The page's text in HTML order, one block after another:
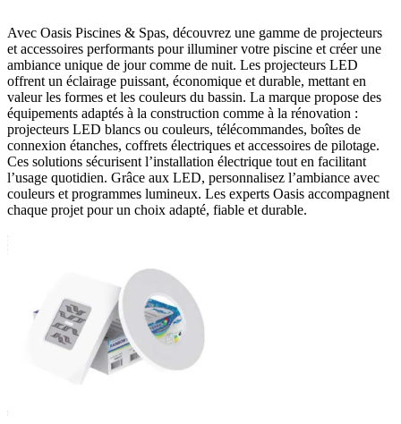
Avec Oasis Piscines & Spas, découvrez une gamme de projecteurs
et accessoires performants pour illuminer votre piscine et créer une
ambiance unique de jour comme de nuit. Les projecteurs LED
offrent un éclairage puissant, économique et durable, mettant en
valeur les formes et les couleurs du bassin. La marque propose des
équipements adaptés à la construction comme à la rénovation :
projecteurs LED blancs ou couleurs, télécommandes, boîtes de
connexion étanches, coffrets électriques et accessoires de pilotage.
Ces solutions sécurisent l’installation électrique tout en facilitant
l’usage quotidien. Grâce aux LED, personnalisez l’ambiance avec
couleurs et programmes lumineux. Les experts Oasis accompagnent
chaque projet pour un choix adapté, fiable et durable.